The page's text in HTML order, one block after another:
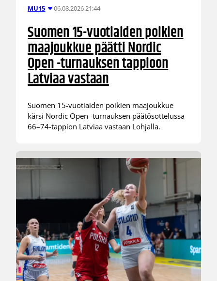
MU15 06.08.2026 21:44
Suomen 15-vuotiaiden poikien
maajoukkue päätti Nordic
Open -turnauksen tappioon
Latviaa vastaan
Suomen 15-vuotiaiden poikien maajoukkue
kärsi Nordic Open -turnauksen päätösottelussa
66–74-tappion Latviaa vastaan Lohjalla.